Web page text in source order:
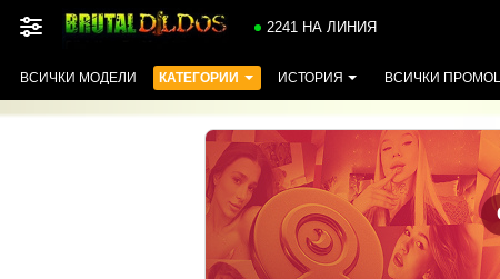
2241 НА ЛИНИЯ
ВСИЧКИ МОДЕЛИ КАТЕГОРИИ ИСТОРИЯ ВСИЧКИ